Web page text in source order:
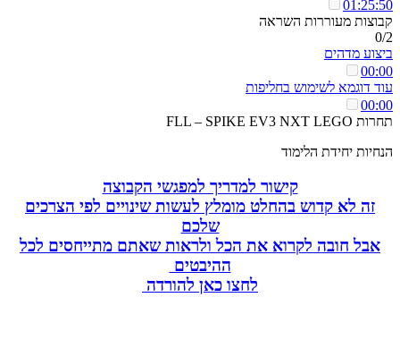
01:25:50
קבוצות מעוררות השראה
0/2
ביצוע מדהים
00:00
עוד דוגמא לשימוש בחליפות
00:00
תחרות FLL – SPIKE EV3 NXT LEGO
הנחיות יחידת הלימוד
קישור למדריך למפגשי הקבוצה
זה לא קדוש בהחלט מומלץ לעשות שינויים לפי הצרכים
שלכם
אבל חובה לקרוא את הכל ולראות שאתם מתייחסים לכל
ההיבטים
לחצו כאן להורדה